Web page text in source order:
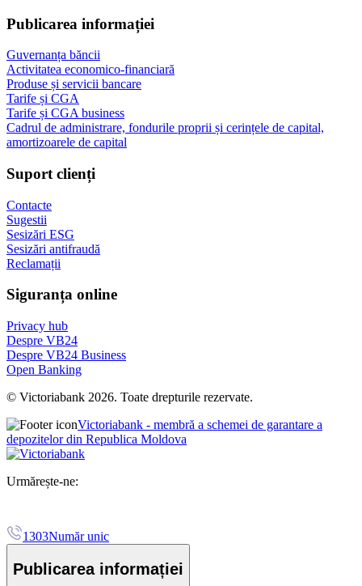
Publicarea informației
Guvernanța băncii
Activitatea economico-financiară
Produse și servicii bancare
Tarife și CGA
Tarife și CGA business
Cadrul de administrare, fondurile proprii și cerințele de capital,
amortizoarele de capital
Suport clienți
Contacte
Sugestii
Sesizări ESG
Sesizări antifraudă
Reclamații
Siguranța online
Privacy hub
Despre VB24
Despre VB24 Business
Open Banking
© Victoriabank 2026. Toate drepturile rezervate.
Victoriabank - membră a schemei de garantare a
depozitelor din Republica Moldova
Urmărește-ne:
1303Număr unic
Publicarea informației